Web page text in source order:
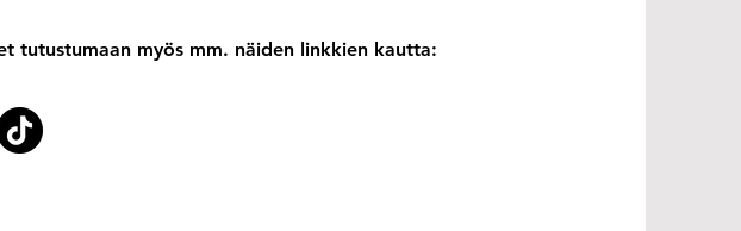
tutustumaan myös mm. näiden linkkien kautta: